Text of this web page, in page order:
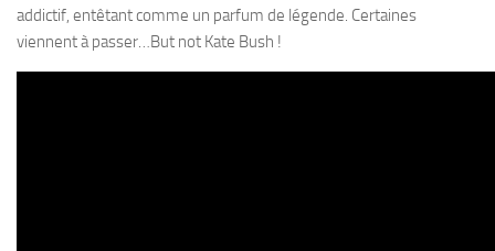
addictif, entêtant comme un parfum de légende. Certaines
viennent à passer…But not Kate Bush !